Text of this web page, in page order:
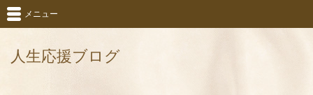
人生応援ブログ
メニュー